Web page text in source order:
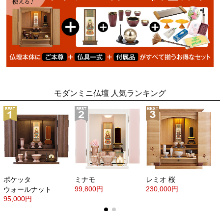
モダンミニ仏壇 人気ランキング
ポケッタ
ウォールナット
95,000円
ミナモ
99,800円
レミオ 桜
230,000円